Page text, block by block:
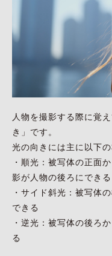
人物を撮影する際に覚
き」です。
光の向きには主に以下
・順光：被写体の正面
影が人物の後ろにできる
・サイド斜光：被写体
できる
・逆光：被写体の後ろ
る